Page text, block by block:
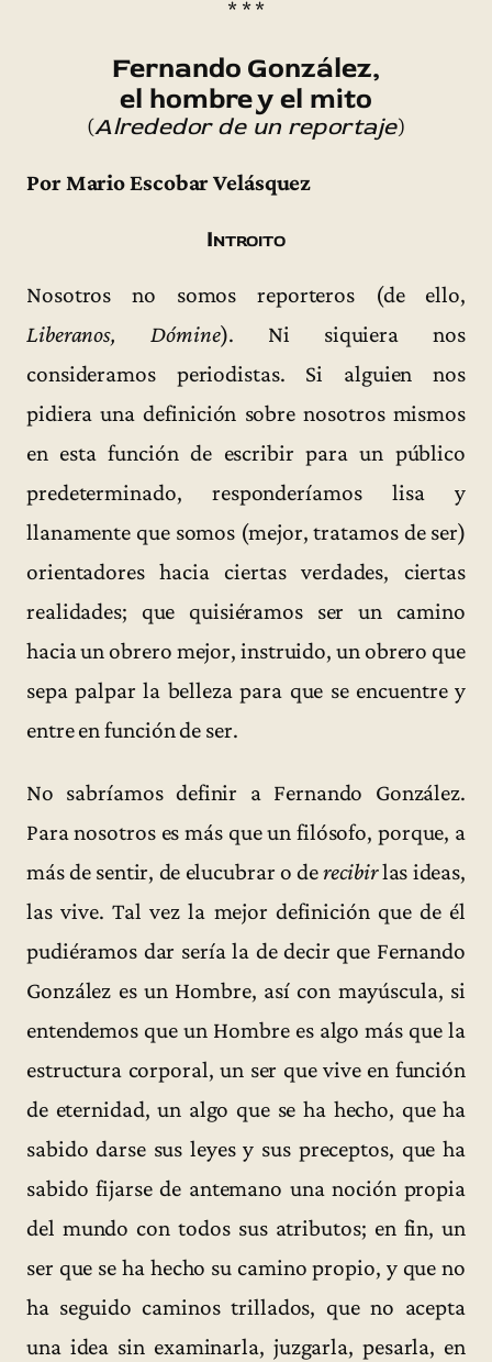
* * *
Fernando González,
el hombre y el mito
(Alrededor de un reportaje)
Por Mario Escobar Velásquez
Introito
Nosotros no somos reporteros (de ello,
Liberanos, Dómine). Ni siquiera nos
consideramos periodistas. Si alguien nos
pidiera una definición sobre nosotros mismos
en esta función de escribir para un público
predeterminado, responderíamos lisa y
llanamente que somos (mejor, tratamos de ser)
orientadores hacia ciertas verdades, ciertas
realidades; que quisiéramos ser un camino
hacia un obrero mejor, instruido, un obrero que
sepa palpar la belleza para que se encuentre y
entre en función de ser.
No sabríamos definir a Fernando González.
Para nosotros es más que un filósofo, porque, a
más de sentir, de elucubrar o derecibirlas ideas,
las vive. Tal vez la mejor definición que de él
pudiéramos dar sería la de decir que Fernando
González es un Hombre, así con mayúscula, si
entendemos que un Hombre es algo más que la
estructura corporal, un ser que vive en función
de eternidad, un algo que se ha hecho, que ha
sabido darse sus leyes y sus preceptos, que ha
sabido fijarse de antemano una noción propia
del mundo con todos sus atributos; en fin, un
ser que se ha hecho su camino propio, y que no
ha seguido caminos trillados, que no acepta
una idea sin examinarla, juzgarla, pesarla, en